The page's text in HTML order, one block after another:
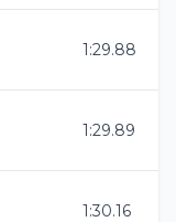
1:29.88
1:29.89
1:30.16